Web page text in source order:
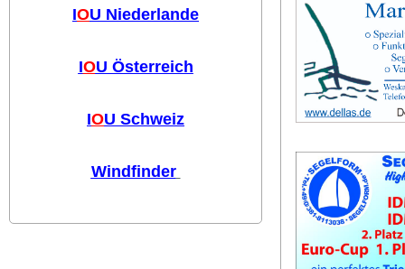
IOU Niederlande
IOU Österreich
IOU Schweiz
Windfinder